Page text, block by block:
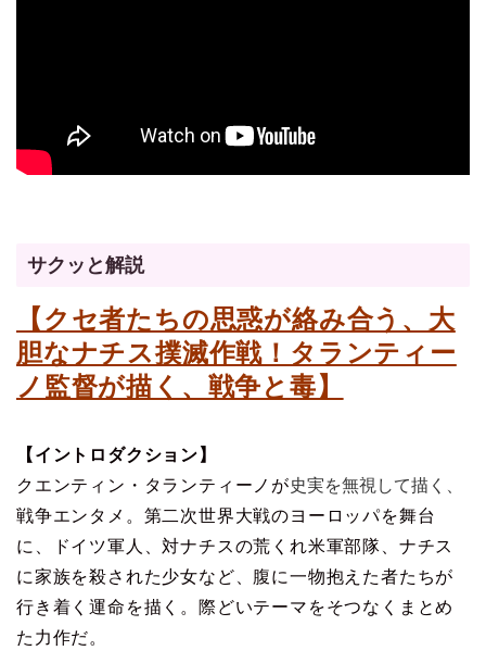
サクッと解説
【クセ者たちの思惑が絡み合う、大
胆なナチス撲滅作戦！タランティー
ノ監督が描く、戦争と毒】
【イントロダクション】
クエンティン・タランティーノが史実を無視して描く、
戦争エンタメ。第二次世界大戦のヨーロッパを舞台
に、ドイツ軍人、対ナチスの荒くれ米軍部隊、ナチス
に家族を殺された少女など、腹に一物抱えた者たちが
行き着く運命を描く。際どいテーマをそつなくまとめ
た力作だ。